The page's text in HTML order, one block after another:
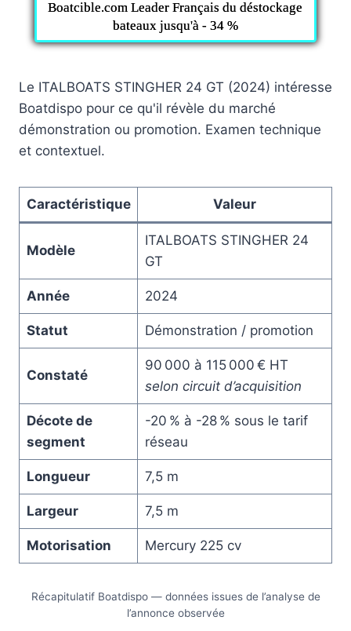
Boatcible.com Leader Français du déstockage
bateaux jusqu'à - 34 %
Le ITALBOATS STINGHER 24 GT (2024) intéresse
Boatdispo pour ce qu'il révèle du marché
démonstration ou promotion. Examen technique
et contextuel.
Caractéristique Valeur
Modèle
ITALBOATS STINGHER 24
GT
Année 2024
Statut Démonstration / promotion
Constaté
90 000 à 115 000 € HT
selon circuit d’acquisition
Décote de
segment
-20 % à -28 % sous le tarif
réseau
Longueur 7,5 m
Largeur 7,5 m
Motorisation Mercury 225 cv
Récapitulatif Boatdispo — données issues de l’analyse de
l’annonce observée